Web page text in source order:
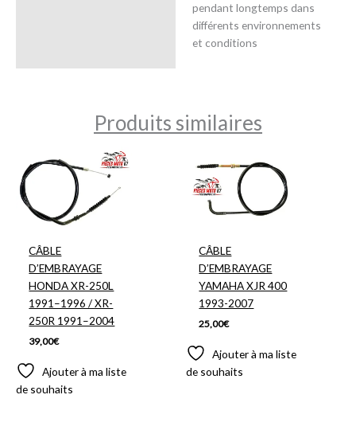
pendant longtemps dans
différents environnements
et conditions
Produits similaires
CÂBLE
D’EMBRAYAGE
HONDA XR-250L
1991–1996 / XR-
250R 1991–2004
39,00€
Ajouter à ma liste
de souhaits
CÂBLE
D’EMBRAYAGE
YAMAHA XJR 400
1993-2007
25,00€
Ajouter à ma liste
de souhaits